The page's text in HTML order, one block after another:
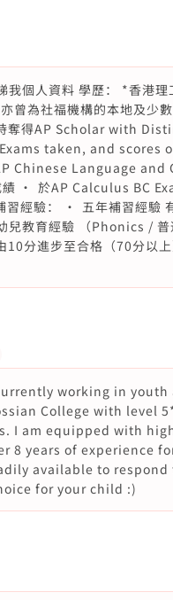
個人資料 學歷： *香港理
曾為社福機構的本地及少
奪得AP Scholar with
taken, and scores
Chinese Language and
•⁠ ⁠於AP Calculus BC
習經驗： •⁠ ⁠五年補習經驗
兒教育經驗 （Phonics /
10分進步至合格（70分
working in
College with level
I am equipped with
8 years of experience
available to respond
for your child :)